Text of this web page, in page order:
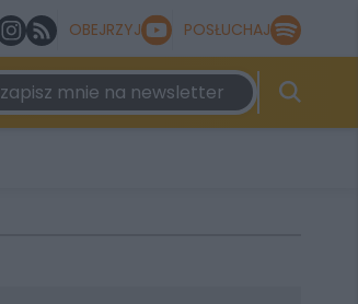
OBEJRZYJ POSŁUCHAJ
zapisz mnie na newsletter